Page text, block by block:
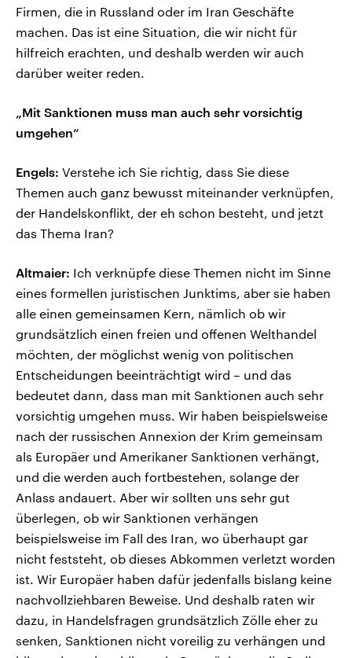
Firmen, die in Russland oder im Iran Geschäfte
machen. Das ist eine Situation, die wir nicht für
hilfreich erachten, und deshalb werden wir auch
darüber weiter reden.
„Mit Sanktionen muss man auch sehr vorsichtig
umgehen“
Engels: Verstehe ich Sie richtig, dass Sie diese
Themen auch ganz bewusst miteinander verknüpfen,
der Handelskonflikt, der eh schon besteht, und jetzt
das Thema Iran?
Altmaier: Ich verknüpfe diese Themen nicht im Sinne
eines formellen juristischen Junktims, aber sie haben
alle einen gemeinsamen Kern, nämlich ob wir
grundsätzlich einen freien und offenen Welthandel
möchten, der möglichst wenig von politischen
Entscheidungen beeinträchtigt wird – und das
bedeutet dann, dass man mit Sanktionen auch sehr
vorsichtig umgehen muss. Wir haben beispielsweise
nach der russischen Annexion der Krim gemeinsam
als Europäer und Amerikaner Sanktionen verhängt,
und die werden auch fortbestehen, solange der
Anlass andauert. Aber wir sollten uns sehr gut
überlegen, ob wir Sanktionen verhängen
beispielsweise im Fall des Iran, wo überhaupt gar
nicht feststeht, ob dieses Abkommen verletzt worden
ist. Wir Europäer haben dafür jedenfalls bislang keine
nachvollziehbaren Beweise. Und deshalb raten wir
dazu, in Handelsfragen grundsätzlich Zölle eher zu
senken, Sanktionen nicht voreilig zu verhängen und